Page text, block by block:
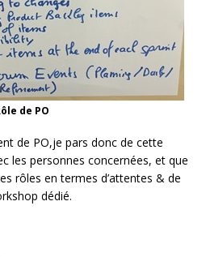
de PO
de PO,je pars donc de cette
les personnes concernées, et que
rôles en termes d’attentes & de
dédié.